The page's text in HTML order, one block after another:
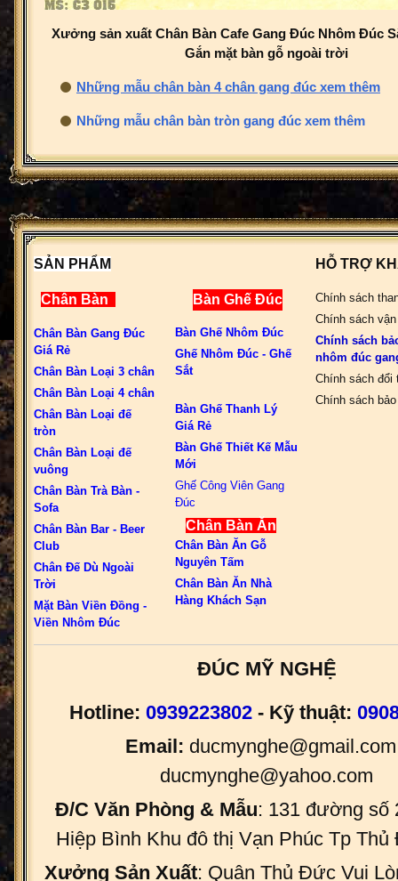
Xưởng sản xuất Chân Bàn Cafe Gang Đúc Nhôm Đúc
Gắn mặt bàn gỗ ngoài trời
Những mẫu chân bàn 4 chân gang đúc xem thêm
Những mẫu chân bàn tròn gang đúc xem thêm
SẢN PHẨM
Chân Bàn
Chân Bàn Gang Đúc
Giá Rẻ
Chân Bàn Loại 3 chân
Chân Bàn Loại 4 chân
Chân Bàn Loại đế
tròn
Chân Bàn Loại đế
vuông
Chân Bàn Trà Bàn -
Sofa
Chân Bàn Bar - Beer
Club
Chân Đế Dù Ngoài
Trời
Mặt Bàn Viền Đồng -
Viền Nhôm Đúc
Bàn Ghế Đúc
Bàn Ghế Nhôm Đúc
Ghế Nhôm Đúc - Ghế
Sắt
Bàn Ghế Thanh Lý
Giá Rẻ
Bàn Ghế Thiết Kế Mẫu
Mới
Ghế Công Viên Gang
Đúc
Chân Bàn Ăn
Chân Bàn Ăn Gỗ
Nguyên Tấm
Chân Bàn Ăn Nhà
Hàng Khách Sạn
HỖ TRỢ
Chính sách
Chính sách
Chính sách
nhôm đúc
Chính sách đổi
Chính sách
ĐÚC MỸ NGHỆ
Hotline: 0939223802 - Kỹ thuật:
Email:
ducmynghe@yahoo.com
Đ/C Văn Phòng & Mẫu: 131 đường số
Hiệp Bình Khu đô thị Vạn Phúc Tp
Xưởng Sản Xuất: Quận Thủ Đức Vui